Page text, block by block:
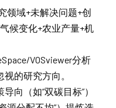
领域+未解决问题+创
候变化+农业产量+机
VOSviewer分析
的研究方向。
向（如“双碳目标”）